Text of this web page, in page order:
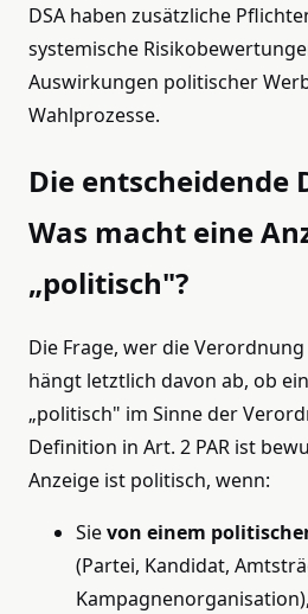
DSA haben zusätzliche
systemische
Auswirkungen politischer
Wahlprozesse.
Die entscheidende
Was macht eine
„politisch"?
Die Frage, wer die
hängt letztlich davon ab, ob
„politisch" im Sinne der
Definition in Art. 2 PAR ist
Anzeige ist politisch, wenn:
Sievon einem
(Partei, Kandidat,
Kampagnenorganisation),